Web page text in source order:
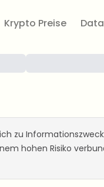
Krypto Preise
zu
hohen Risiko